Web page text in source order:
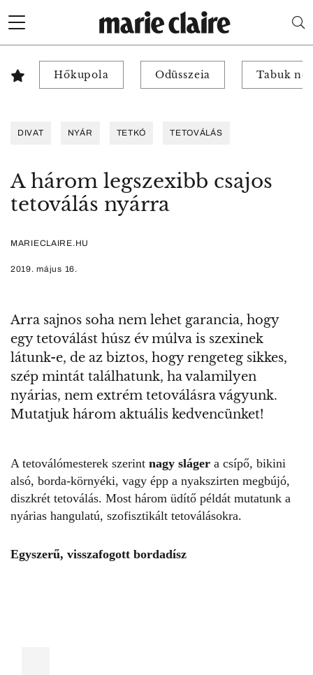
Hőkupola Odüsszeia Tabuk
DIVAT NYÁR TETKÓ TETOVÁLÁS
A három legszexibb csajos
tetoválás nyárra
MARIECLAIRE.HU
2019. május 16.
Arra sajnos soha nem lehet garancia, hogy
egy tetoválást húsz év múlva is szexinek
látunk-e, de az biztos, hogy rengeteg sikkes,
szép mintát találhatunk, ha valamilyen
nyárias, nem extrém tetoválásra vágyunk.
Mutatjuk három aktuális kedvencünket!
A tetoválómesterek szerint nagy sláger a csípő, bikini
alsó, borda-környéki, vagy épp a nyakszirten megbújó,
diszkrét tetoválás. Most három üdítő példát mutatunk a
nyárias hangulatú, szofisztikált tetoválásokra.
Egyszerű, visszafogott bordadísz